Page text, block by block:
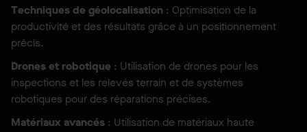
Techniques de géolocalisation : Optimisation de la
productivité et des résultats grâce à un positionnement
précis.
Drones et robotique : Utilisation de drones pour les
inspections et les relevés terrain et de systèmes
robotiques pour des réparations précises.
Matériaux avancés : Utilisation de matériaux haute